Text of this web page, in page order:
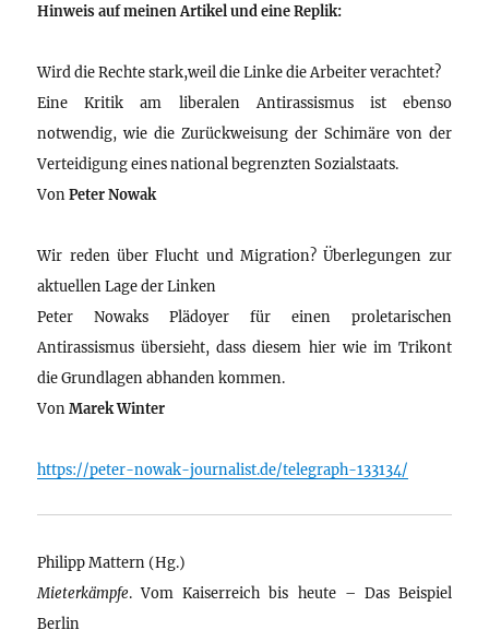
Hinweis auf meinen Artikel und eine Replik:
Wird die Rechte stark,weil die Linke die Arbeiter verachtet?
Eine Kritik am liberalen Antirassismus ist ebenso
notwendig, wie die Zurückweisung der Schimäre von der
Verteidigung eines national begrenzten Sozialstaats.
VonPeter Nowak
Wir reden über Flucht und Migration? Überlegungen zur
aktuellen Lage der Linken
Peter Nowaks Plädoyer für einen proletarischen
Antirassismus übersieht, dass diesem hier wie im Trikont
die Grundlagen abhanden kommen.
VonMarek Winter
https://peter-nowak-journalist.de/telegraph-133134/
Philipp Mattern (Hg.)
Mieterkämpfe. Vom Kaiserreich bis heute – Das Beispiel
Berlin